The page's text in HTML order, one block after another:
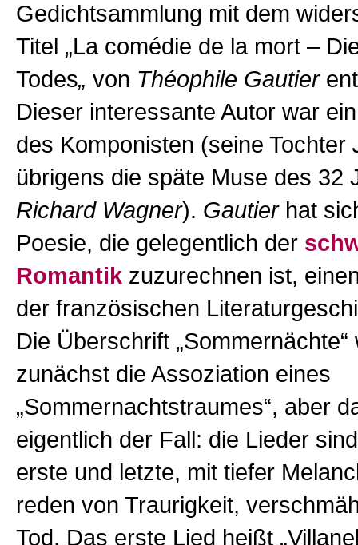
Gedichtsammlung mit dem
Titel „La comédie de la mort –
Todes„ von Théophile Gautier
Dieser interessante Autor war
des Komponisten (seine Tochter
übrigens die späte Muse des 32
Richard Wagner). Gautierhat
Poesie, die gelegentlich der
Romantikzuzurechnen ist,
der französischen
Die Überschrift „Sommernächte“
zunächst die Assoziation eines
„Sommernachtstraumes“, aber
eigentlich der Fall: die Lieder
erste und letzte, mit tiefer
reden von Traurigkeit,
Tod. Das erste Lied heißt